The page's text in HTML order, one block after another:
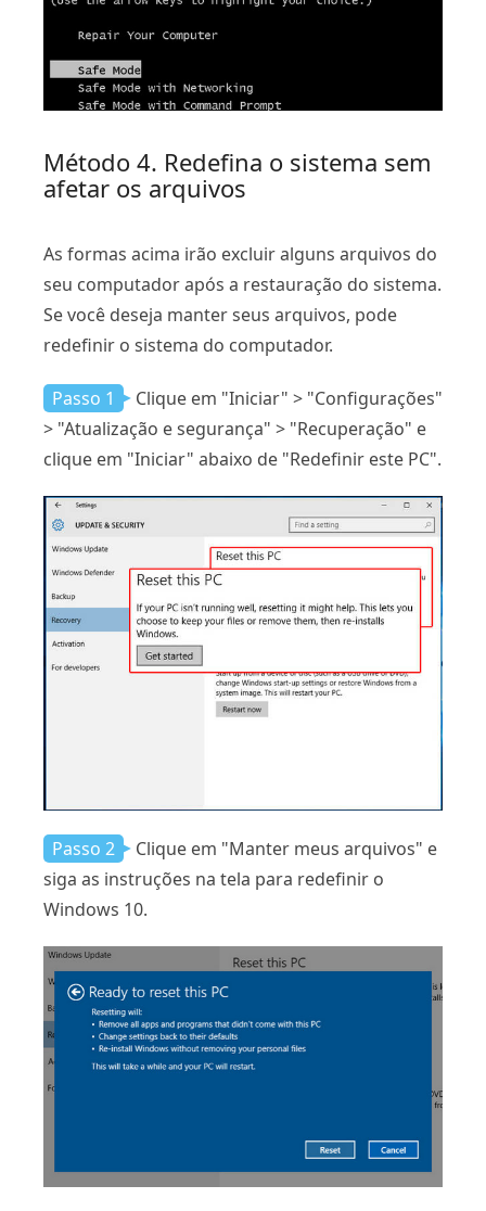
Método 4. Redefina o sistema sem
afetar os arquivos
As formas acima irão excluir alguns arquivos do
seu computador após a restauração do sistema.
Se você deseja manter seus arquivos, pode
redefinir o sistema do computador.
Passo 1
Clique em "Iniciar" > "Configurações"
> "Atualização e segurança" > "Recuperação" e
clique em "Iniciar" abaixo de "Redefinir este PC".
Passo 2
Clique em "Manter meus arquivos" e
siga as instruções na tela para redefinir o
Windows 10.